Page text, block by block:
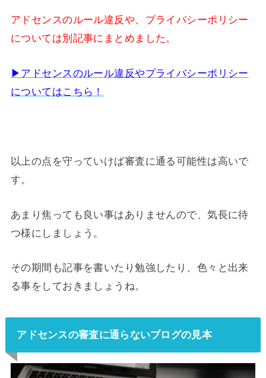
アドセンスのルール違反や、プライバシーポリシー
については別記事にまとめました。
▶︎アドセンスのルール違反やプライバシーポリシー
についてはこちら！
以上の点を守っていけば審査に通る可能性は高いで
す。
あまり焦っても良い事はありませんので、気長に待
つ様にしましょう。
その期間も記事を書いたり勉強したり、色々と出来
る事をしておきましょうね。
アドセンスの審査に通らないブログの見本